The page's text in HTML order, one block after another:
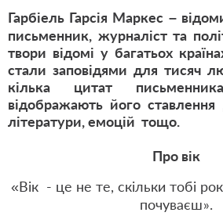
Гарбіель Гарсія Маркес –
письменник, журналіст та
твори відомі у багатьох
стали заповідями для тисяч
кілька цитат
відображають його
літератури, емоцій тощо.
Про вік
«Вік - це не те, скільки тобі
почуваєш».